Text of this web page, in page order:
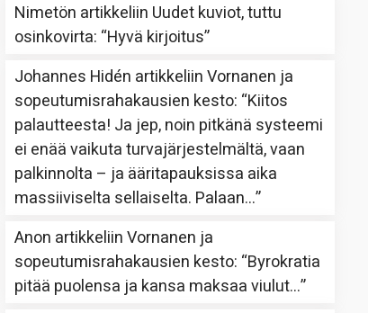
Nimetön artikkeliin Uudet kuviot, tuttu
osinkovirta: “Hyvä kirjoitus”
Johannes Hidén artikkeliinVornanen ja
sopeutumisrahakausien kesto: “Kiitos
palautteesta! Ja jep, noin pitkänä systeemi
ei enää vaikuta turvajärjestelmältä, vaan
palkinnolta – ja ääritapauksissa aika
massiiviselta sellaiselta. Palaan…”
Anon artikkeliinVornanen ja
sopeutumisrahakausien kesto: “Byrokratia
pitää puolensa ja kansa maksaa viulut…”